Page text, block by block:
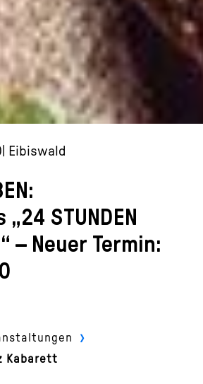
Eibiswald
STUNDEN
– Neuer Termin:
›
Kabarett